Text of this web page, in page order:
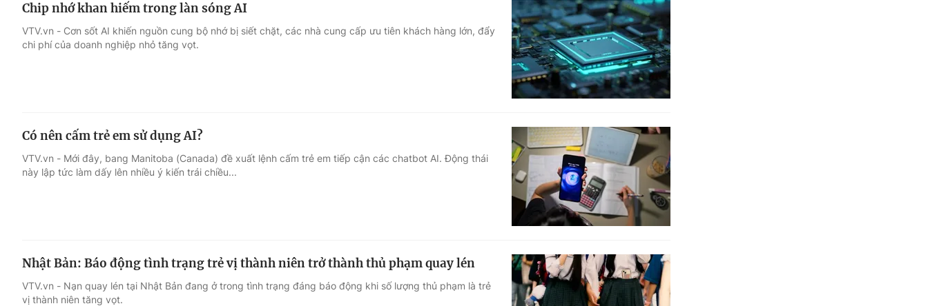
Chip nhớ khan hiếm trong làn sóng AI
VTV.vn - Cơn sốt AI khiến nguồn cung bộ nhớ bị siết chặt, các nhà cung cấp ưu tiên khách hàng lớn, đẩy
chi phí của doanh nghiệp nhỏ tăng vọt.
Có nên cấm trẻ em sử dụng AI?
VTV.vn - Mới đây, bang Manitoba (Canada) đề xuất lệnh cấm trẻ em tiếp cận các chatbot AI. Động thái
này lập tức làm dấy lên nhiều ý kiến trái chiều...
Nhật Bản: Báo động tình trạng trẻ vị thành niên trở thành thủ phạm quay lén
VTV.vn - Nạn quay lén tại Nhật Bản đang ở trong tình trạng đáng báo động khi số lượng thủ phạm là trẻ
vị thành niên tăng vọt.